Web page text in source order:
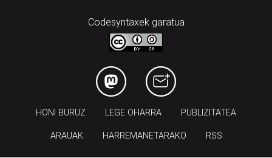
Codesyntaxek garatua
HONI BURUZ LEGE OHARRA PUBLIZITATEA
ARAUAK HARREMANETARAKO RSS